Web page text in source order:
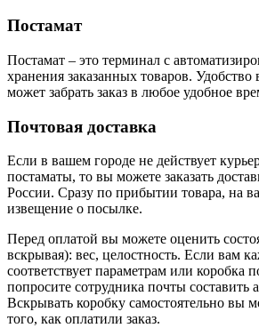
Постамат
Постамат – это терминал с
хранения заказанных товаров. Удобство
может забрать заказ в любое удобное
Почтовая доставка
Если в вашем городе не действует
постаматы, то вы можете заказать
России. Сразу по прибытии товара, на
извещение о посылке.
Перед оплатой вы можете оценить
вскрывая): вес, целостность. Если вам
соответствует параметрам или коробка
попросите сотрудника почты составить
Вскрывать коробку самостоятельно вы
того, как оплатили заказ.